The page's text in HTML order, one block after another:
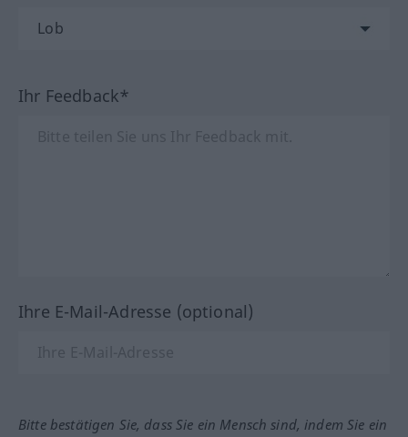
Ihr Feedback*
Ihre E-Mail-Adresse (optional)
Bitte bestätigen Sie, dass Sie ein Mensch sind, indem Sie ein